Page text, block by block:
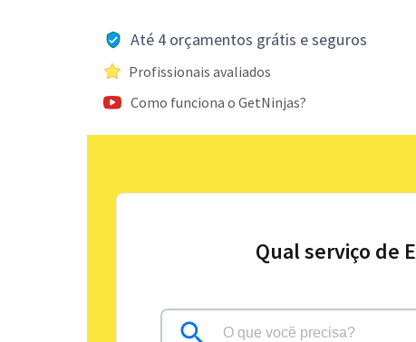
Até 4 orçamentos grátis e seguros
Profissionais avaliados
Como funciona o GetNinjas?
Qual serviço de